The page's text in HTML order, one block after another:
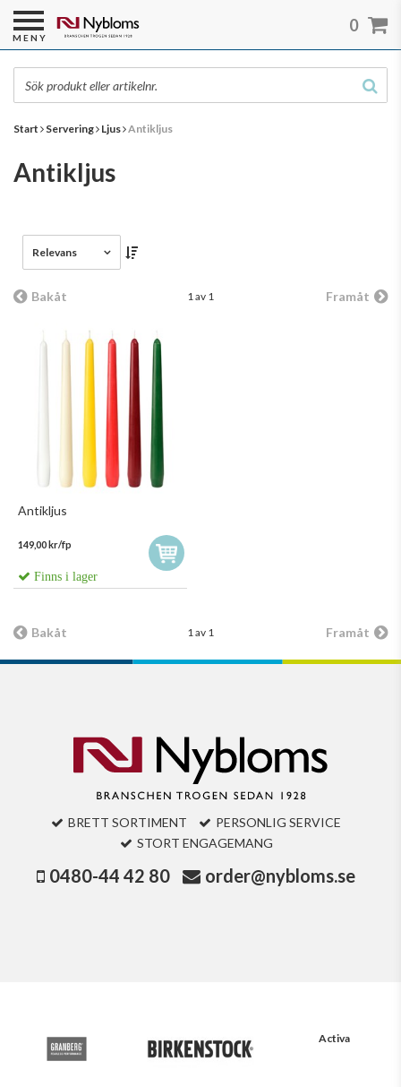
Start Servering Ljus Antikljus
Antikljus
Relevans
Bakåt 1 av 1 Framåt
Antikljus
149,00 kr/fp
Finns i lager
Bakåt 1 av 1 Framåt
BRETT SORTIMENT
PERSONLIG SERVICE
STORT ENGAGEMANG
0480-44 42 80 order@nybloms.se
Activa
MENY
0